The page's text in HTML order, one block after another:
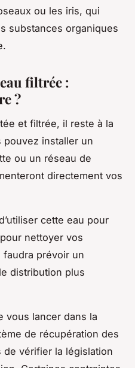
ou les iris, qui
substances organiques
filtrée :
?
et filtrée, il reste à la
pouvez installer un
ou un réseau de
directement vos
cette eau pour
nettoyer vos
prévoir un
distribution plus
vous lancer dans la
de récupération des
de vérifier la législation